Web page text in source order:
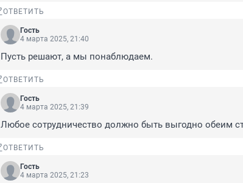
ОТВЕТИТЬ
Гость
4 марта 2025, 21:40
Пусть решают, а мы понаблюдаем.
ОТВЕТИТЬ
Гость
4 марта 2025, 21:39
Любое сотрудничество должно быть выгодно обеим
ОТВЕТИТЬ
Гость
4 марта 2025, 21:23